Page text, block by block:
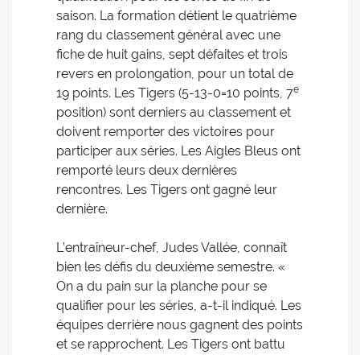
saison. La formation détient le quatrième
rang du classement général avec une
fiche de huit gains, sept défaites et trois
revers en prolongation, pour un total de
19 points. Les Tigers (5-13-0=10 points, 7e
position) sont derniers au classement et
doivent remporter des victoires pour
participer aux séries. Les Aigles Bleus ont
remporté leurs deux dernières
rencontres. Les Tigers ont gagné leur
dernière.
L’entraîneur-chef, Judes Vallée, connaît
bien les défis du deuxième semestre. «
On a du pain sur la planche pour se
qualifier pour les séries, a-t-il indiqué. Les
équipes derrière nous gagnent des points
et se rapprochent. Les Tigers ont battu